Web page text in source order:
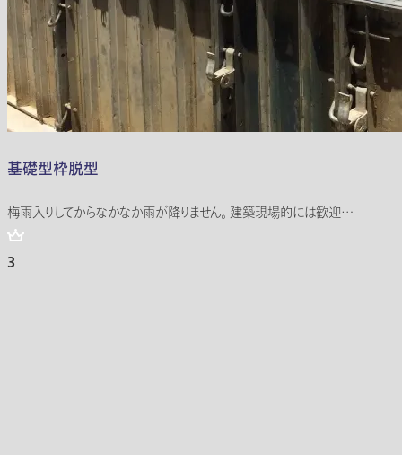
基礎型枠脱型
梅雨入りしてからなかなか雨が降りません。 建築現場的には歓迎…
3